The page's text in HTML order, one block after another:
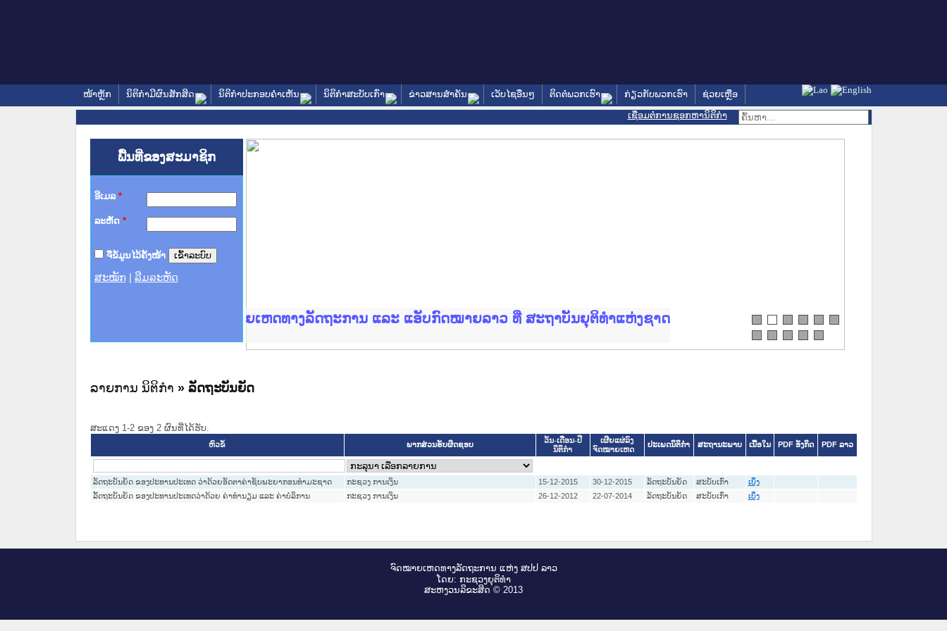
ໜ້າຫຼັກ ນິຕິກໍາມີຜົນສັກສິດ ນິຕິກໍາປະກອບຄໍາເຫັນ ນິຕິກໍາສະບັບເກົ່າ ຂ່າວສານສໍາຄັນ ເວັບໄຊອື່ນໆ ຕິດຕໍ່ພວກເຮົາ ກ່ຽວກັບພວກເຮົາ
ຊ່ວຍເຫຼືອ
ເຊື່ອມຕໍ່ການຊອກຫານິຕິກຳ
ພື້ນທີ່ຂອງສະມາຊິກ
ອີເມລ *
ລະຫັດ *
ຈື່ຂໍ້ມູນໄວ້ຄັ້ງໜ້າ
ສະໝັກ ລືມລະຫັດ
ເຜີຍແຜ່ວັບໄຊຈົດໝາຍເຫດທາງລັດຖະການ ແລະ ແອັບກົດໝາຍລາວ ທີ່ ສະຖາບັນຍຸຕິທຳແຫ່ງຊາດ
ານສະພາປະຊາຊົນ ພາກເໜືອ
ທາງລັດຖະການ
ສຳລັບ ພາກກາງ
ສຳລັບ ພາກໃຕ້
ວິທະຍາຄານຕຳຫຼວດປະຊາຊົນ
ວິທະຍາຄານສັນຕິບານປະຊາຊົນ
າຍເຫດທາງລັດຖະການໃຫ້ຜູ້ປະສານງານ
ຂັ້ນແຂວງພາກເໜືອ
ານສະພາປະຊາຊົນ ພາກກາງ
ລາຍການ ນິຕິກໍາ » ລັດຖະບັນຍັດ
ສະແດງ 1-2 ຂອງ 2 ຜົນທີ່ໄດ້ຮັບ.
ຫົວຂໍ້ ພາກສ່ວນຮັບຜິດຊອບ
ວັນ-ເດືອນ-ປີ
ນິຕິກໍາ
ເຜີຍແຜ່ລົງ
ຈົດໝາຍເຫດ
ປະເພດນິຕິກໍາ ສະຖານະພາບ ເນື້ອໃນ PDF ອັງກິດ PDF ລາວ
ລັດຖະບັນຍັດ ຂອງປະທານປະເທດ ວ່າດ້ວຍອັດຕາຄ່າຊັບພະຍາກອນທຳມະຊາດ ກະຊວງ ການເງິນ 15-12-2015 30-12-2015 ລັດຖະບັນຍັດ ສະບັບເກົ່າ ເບິ່ງ
ລັັດຖະບັນຍັດ ຂອງປະທານປະເທດວ່າດ້ວຍ ຄ່າທຳນຽມ ແລະ ຄ່າບໍລິການ ກະຊວງ ການເງິນ 26-12-2012 22-07-2014 ລັດຖະບັນຍັດ ສະບັບເກົ່າ ເບິ່ງ
ຈົດ​ໝາຍ​ເຫດ​ທາງ​ລັດ​ຖະ​ການ ແຫ່ງ ສ​ປ​ປ ລາວ
ໂດຍ: ກະ​ຊວງຍຸ​ຕິ​ທຳ
ສະ​ຫງວນ​ລິ​ຂະ​ສິດ © 2013